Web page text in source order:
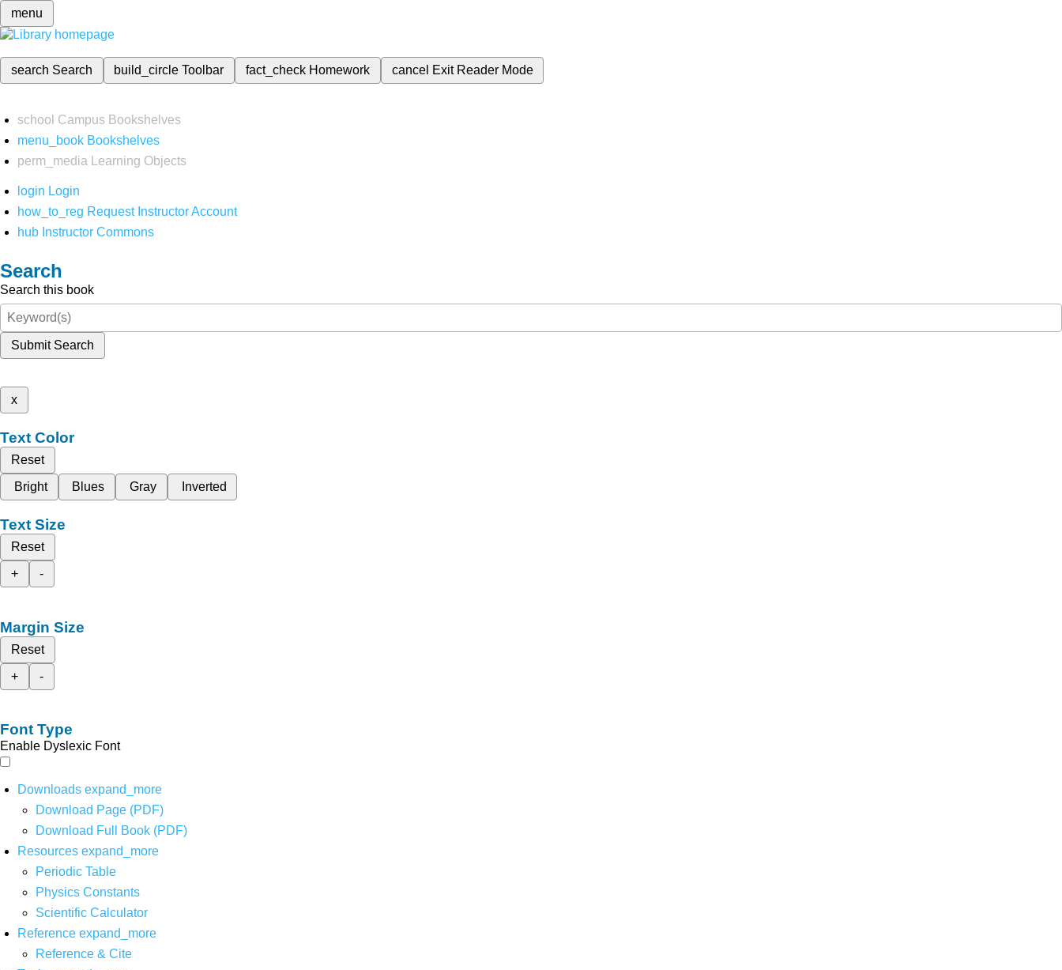
menu
search Search build_circleToolbar fact_check Homework cancel Exit Reader Mode
school Campus Bookshelves
menu_book Bookshelves
perm_media
Learning Objects
login Login
how_to_reg Request Instructor Account
hub Instructor Commons
Search
Search this book
Submit Search
x
Text Color
Reset
Bright
Blues Gray Inverted
Text Size
Reset
+
-
Margin Size
Reset
+
-
Font Type
Enable Dyslexic Font
Downloads expand_more
Download Page (PDF)
Download Full Book (PDF)
Resources expand_more
Periodic Table
Physics Constants
Scientific Calculator
Reference expand_more
Reference & Cite